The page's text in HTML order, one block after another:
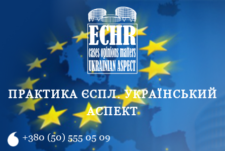
ПРАКТИКА ЄСПЛ. УКРАЇНСЬКИЙ
АСПЕКТ
+380 (50) 555 05 09